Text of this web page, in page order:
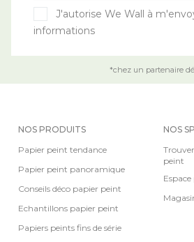
J'autorise We Wall à
informations
*chez un partenaire
NOS PRODUITS
Papier peint tendance
Papier peint panoramique
Conseils déco papier peint
Echantillons papier peint
Papiers peints fins de série
NOS
peint